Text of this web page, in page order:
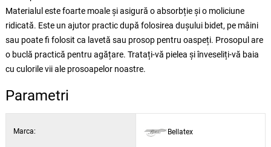
Materialul este foarte moale și asigură o absorbție și o moliciune
ridicată. Este un ajutor practic după folosirea dușului bidet, pe mâini
sau poate fi folosit ca lavetă sau prosop pentru oaspeți. Prosopul are
o buclă practică pentru agățare. Tratați-vă pielea și înveseliți-vă baia
cu culorile vii ale prosoapelor noastre.
Parametri
Marca: Bellatex